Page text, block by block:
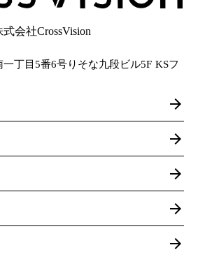
式会社CrossVision
丁目5番6号りそな九段ビル5F KSフ
arrow_forward
arrow_forward
arrow_forward
arrow_forward
arrow_forward